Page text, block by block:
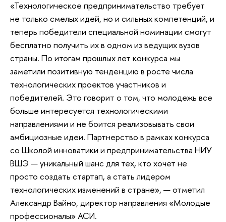
«Технологическое предпринимательство требует
не только смелых идей, но и сильных компетенций, и
теперь победители специальной номинации смогут
бесплатно получить их в одном из ведущих вузов
страны. По итогам прошлых лет конкурса мы
заметили позитивную тенденцию в росте числа
технологических проектов участников и
победителей. Это говорит о том, что молодежь все
больше интересуется технологическими
направлениями и не боится реализовывать свои
амбициозные идеи. Партнерство в рамках конкурса
со Школой инноватики и предпринимательства НИУ
ВШЭ — уникальный шанс для тех, кто хочет не
просто создать стартап, а стать лидером
технологических изменений в стране», — отметил
Александр Вайно, директор направления «Молодые
профессионалы» АСИ.